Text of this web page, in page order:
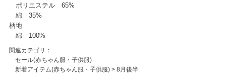
ポリエステル 65%
綿 35%
柄地
綿 100%
関連カテゴリ：
セール(赤ちゃん服・子供服)
新着アイテム(赤ちゃん服・子供服)> 8月後半